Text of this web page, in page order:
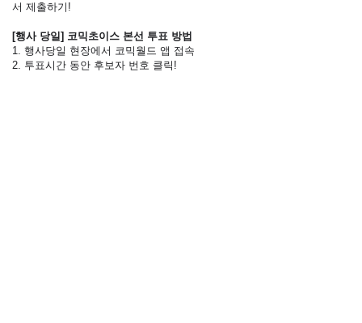
서 제출하기!
[행사 당일] 코믹초이스 본선 투표 방법
1. 행사당일 현장에서 코믹월드 앱 접속
2. 투표시간 동안 후보자 번호 클릭!